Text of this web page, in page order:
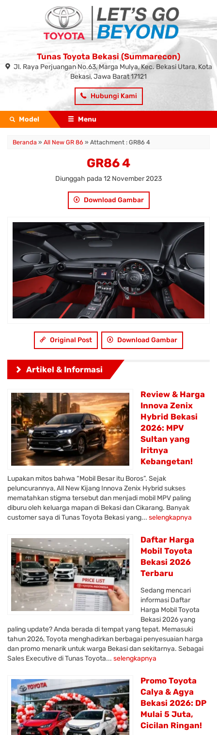
Tunas Toyota Bekasi (Summarecon)
Jl. Raya Perjuangan No.63, Marga Mulya, Kec. Bekasi Utara, Kota
Bekasi, Jawa Barat 17121
Hubungi Kami
Model Menu
Beranda » All New GR 86 » Attachment : GR86 4
GR86 4
Diunggah pada 12 November 2023
Download Gambar
Original Post Download Gambar
Artikel & Informasi
Review & Harga
Innova Zenix
Hybrid Bekasi
2026: MPV
Sultan yang
Iritnya
Kebangetan!
Lupakan mitos bahwa “Mobil Besar itu Boros”. Sejak
peluncurannya, All New Kijang Innova Zenix Hybrid sukses
mematahkan stigma tersebut dan menjadi mobil MPV paling
diburu oleh keluarga mapan di Bekasi dan Cikarang. Banyak
customer saya di Tunas Toyota Bekasi yang... selengkapnya
Daftar Harga
Mobil Toyota
Bekasi 2026
Terbaru
Sedang mencari
informasi Daftar
Harga Mobil Toyota
Bekasi 2026 yang
paling update? Anda berada di tempat yang tepat. Memasuki
tahun 2026, Toyota menghadirkan berbagai penyesuaian harga
dan promo menarik untuk warga Bekasi dan sekitarnya. Sebagai
Sales Executive di Tunas Toyota... selengkapnya
Promo Toyota
Calya & Agya
Bekasi 2026: DP
Mulai 5 Juta,
Cicilan Ringan!